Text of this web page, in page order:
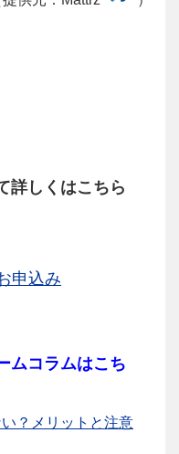
詳しくはこちら
申込み
ムコラムはこち
？メリットと注意